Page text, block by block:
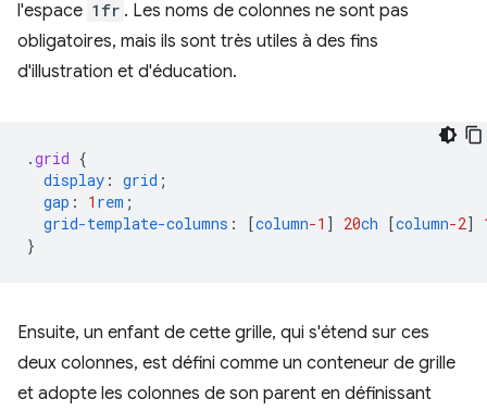
l'espace 1fr . Les noms de colonnes ne sont pas
obligatoires, mais ils sont très utiles à des fins
d'illustration et d'éducation.
.grid {
display : grid ;
gap : 1 rem ;
grid-template-columns : [column-1 ] 20ch [column-2]
}
Ensuite, un enfant de cette grille, qui s'étend sur ces
deux colonnes, est défini comme un conteneur de grille
et adopte les colonnes de son parent en définissant